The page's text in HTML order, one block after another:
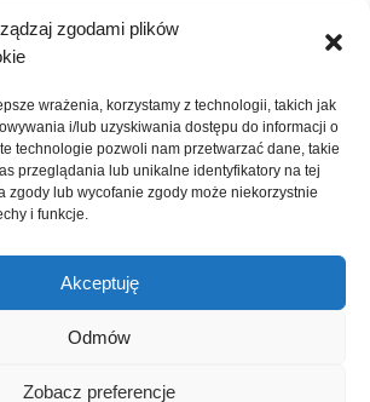
zgodami plików
wrażenia, korzystamy z technologii, takich jak
i/lub uzyskiwania dostępu do informacji o
technologie pozwoli nam przetwarzać dane, takie
przeglądania lub unikalne identyfikatory na tej
zgody lub wycofanie zgody może niekorzystnie
i funkcje.
Akceptuję
Odmów
Zobacz preferencje
Polityka Prywatności Kontakt